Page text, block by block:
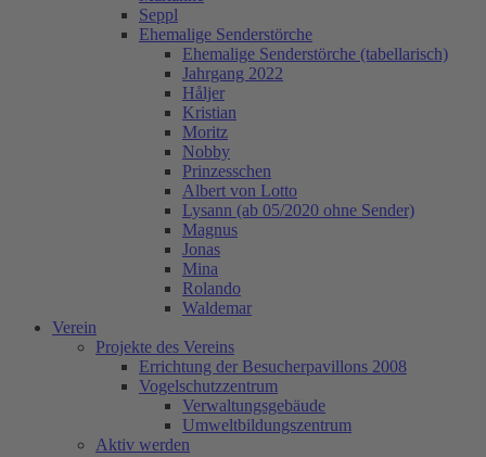
Seppl
Ehemalige Senderstörche
Ehemalige Senderstörche (tabellarisch)
Jahrgang 2022
Håljer
Kristian
Moritz
Nobby
Prinzesschen
Albert von Lotto
Lysann (ab 05/2020 ohne Sender)
Magnus
Jonas
Mina
Rolando
Waldemar
Verein
Projekte des Vereins
Errichtung der Besucherpavillons 2008
Vogelschutzzentrum
Verwaltungsgebäude
Umweltbildungszentrum
Aktiv werden